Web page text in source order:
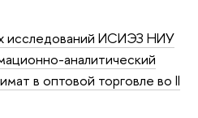
исследований ИСИЭЗ НИУ
аналитический
в оптовой торговле во II